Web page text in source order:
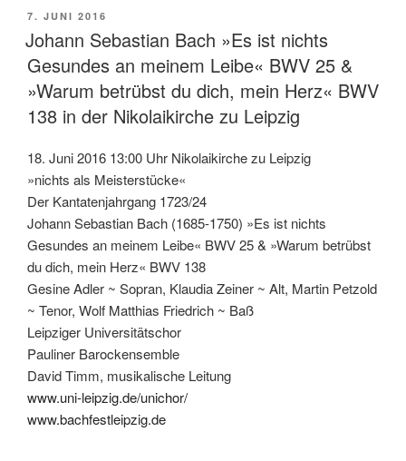
VERÖFFENTLICHT
AM
7. JUNI 2016
Johann Sebastian Bach »Es ist nichts
Gesundes an meinem Leibe« BWV 25 &
»Warum betrübst du dich, mein Herz« BWV
138 in der Nikolaikirche zu Leipzig
18. Juni 2016 13:00 Uhr Nikolaikirche zu Leipzig
»nichts als Meisterstücke«
Der Kantatenjahrgang 1723/24
Johann Sebastian Bach (1685-1750) »Es ist nichts
Gesundes an meinem Leibe« BWV 25 & »Warum betrübst
du dich, mein Herz« BWV 138
Gesine Adler ~ Sopran, Klaudia Zeiner ~ Alt, Martin Petzold
~ Tenor, Wolf Matthias Friedrich ~ Baß
Leipziger Universitätschor
Pauliner Barockensemble
David Timm, musikalische Leitung
www.uni-leipzig.de/unichor/
www.bachfestleipzig.de